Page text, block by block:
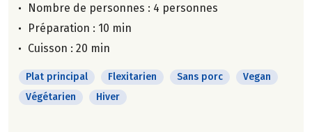
Nombre de personnes : 4 personnes
Préparation : 10 min
Cuisson : 20 min
Plat principal Flexitarien Sans porc
Vegan
Végétarien
Hiver